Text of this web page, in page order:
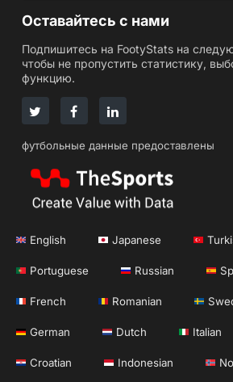
Оставайтесь с нами
Подпишитесь на FootyStats на
чтобы не пропустить статистику,
функцию.
футбольные данные предоставлены
English Japanese
Portuguese Russian
French Romanian
German Dutch Italian
Croatian Indonesian